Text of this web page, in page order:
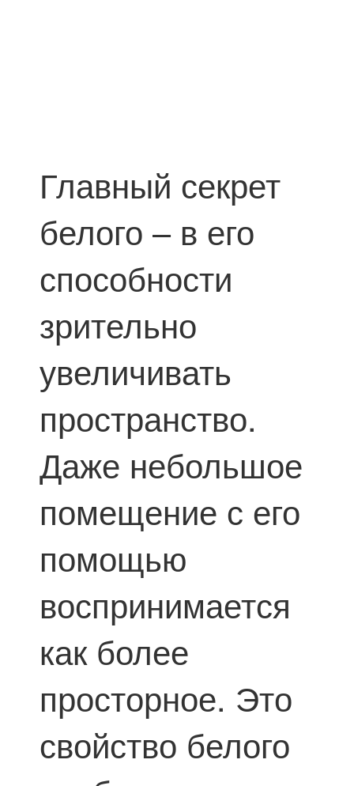
Главный секрет
белого – в его
способности
зрительно
увеличивать
пространство.
Даже небольшое
помещение с его
помощью
воспринимается
как более
просторное. Это
свойство белого